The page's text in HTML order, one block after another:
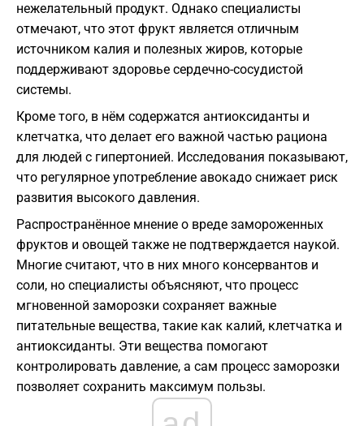
нежелательный продукт. Однако специалисты
отмечают, что этот фрукт является отличным
источником калия и полезных жиров, которые
поддерживают здоровье сердечно-сосудистой
системы.
Кроме того, в нём содержатся антиоксиданты и
клетчатка, что делает его важной частью рациона
для людей с гипертонией. Исследования показывают,
что регулярное употребление авокадо снижает риск
развития высокого давления.
Распространённое мнение о вреде замороженных
фруктов и овощей также не подтверждается наукой.
Многие считают, что в них много консервантов и
соли, но специалисты объясняют, что процесс
мгновенной заморозки сохраняет важные
питательные вещества, такие как калий, клетчатка и
антиоксиданты. Эти вещества помогают
контролировать давление, а сам процесс заморозки
позволяет сохранить максимум пользы.